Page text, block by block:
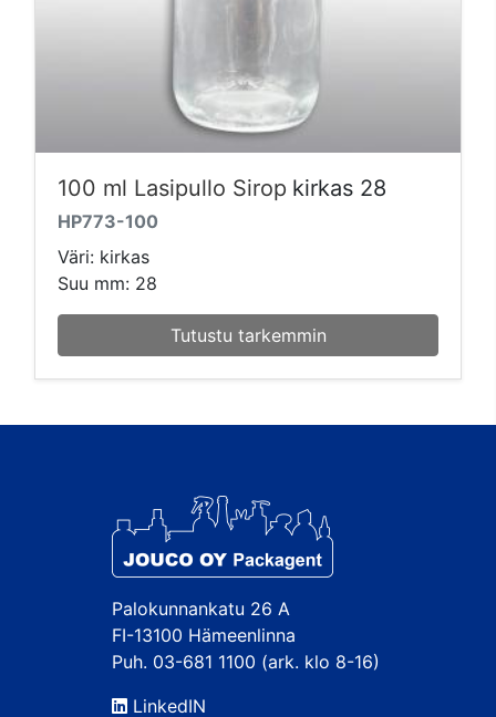
100 ml Lasipullo Sirop kirkas 28
HP773-100
Väri: kirkas
Suu mm: 28
Tutustu tarkemmin
Palokunnankatu 26 A
FI-13100 Hämeenlinna
Puh. 03-681 1100 (ark. klo 8-16)
LinkedIN